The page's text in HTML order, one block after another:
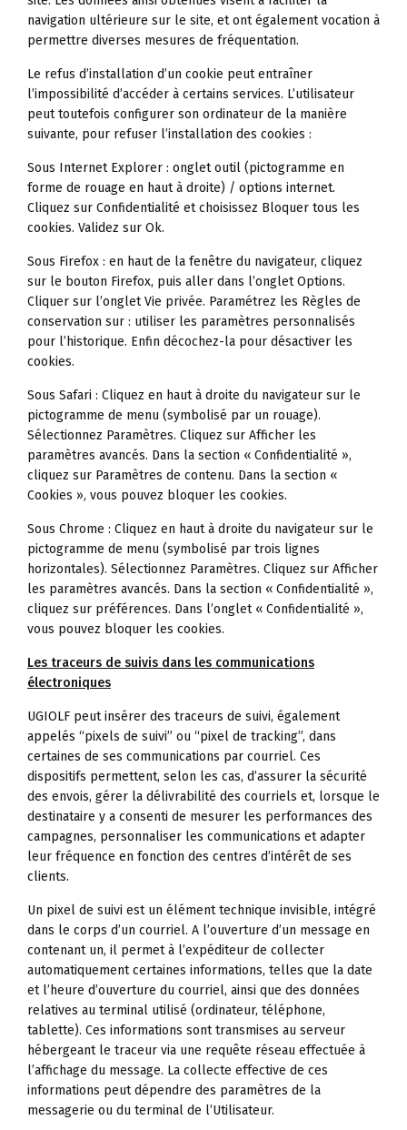
navigation ultérieure sur le site, et ont également vocation à
permettre diverses mesures de fréquentation.
Le refus d’installation d’un cookie peut entraîner
l’impossibilité d’accéder à certains services. L’utilisateur
peut toutefois configurer son ordinateur de la manière
suivante, pour refuser l’installation des cookies :
Sous Internet Explorer : onglet outil (pictogramme en
forme de rouage en haut à droite) / options internet.
Cliquez sur Confidentialité et choisissez Bloquer tous les
cookies. Validez sur Ok.
Sous Firefox : en haut de la fenêtre du navigateur, cliquez
sur le bouton Firefox, puis aller dans l’onglet Options.
Cliquer sur l’onglet Vie privée. Paramétrez les Règles de
conservation sur : utiliser les paramètres personnalisés
pour l’historique. Enfin décochez-la pour désactiver les
cookies.
Sous Safari : Cliquez en haut à droite du navigateur sur le
pictogramme de menu (symbolisé par un rouage).
Sélectionnez Paramètres. Cliquez sur Afficher les
paramètres avancés. Dans la section « Confidentialité »,
cliquez sur Paramètres de contenu. Dans la section «
Cookies », vous pouvez bloquer les cookies.
Sous Chrome : Cliquez en haut à droite du navigateur sur le
pictogramme de menu (symbolisé par trois lignes
horizontales). Sélectionnez Paramètres. Cliquez sur Afficher
les paramètres avancés. Dans la section « Confidentialité »,
cliquez sur préférences. Dans l’onglet « Confidentialité »,
vous pouvez bloquer les cookies.
Les traceurs de suivis dans les communications
électroniques
UGIOLF peut insérer des traceurs de suivi, également
appelés “pixels de suivi” ou “pixel de tracking”, dans
certaines de ses communications par courriel. Ces
dispositifs permettent, selon les cas, d’assurer la sécurité
des envois, gérer la délivrabilité des courriels et, lorsque le
destinataire y a consenti de mesurer les performances des
campagnes, personnaliser les communications et adapter
leur fréquence en fonction des centres d’intérêt de ses
clients.
Un pixel de suivi est un élément technique invisible, intégré
dans le corps d’un courriel. A l’ouverture d’un message en
contenant un, il permet à l’expéditeur de collecter
automatiquement certaines informations, telles que la date
et l’heure d’ouverture du courriel, ainsi que des données
relatives au terminal utilisé (ordinateur, téléphone,
tablette). Ces informations sont transmises au serveur
hébergeant le traceur via une requête réseau effectuée à
l’affichage du message. La collecte effective de ces
informations peut dépendre des paramètres de la
messagerie ou du terminal de l’Utilisateur.